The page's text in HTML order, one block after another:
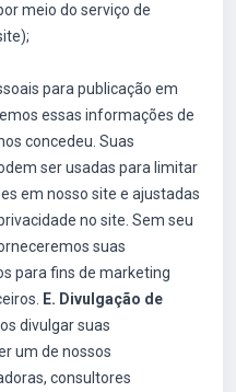
meio do serviço de
para publicação em
essas informações de
concedeu. Suas
ser usadas para limitar
em nosso site e ajustadas
no site. Sem seu
suas
para fins de marketing
E. Divulgação de
divulgar suas
um de nossos
consultores